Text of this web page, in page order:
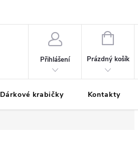
Přihlášení
NÁKUPNÍ
Prázdný košík
Dárkové krabičky Kontakty